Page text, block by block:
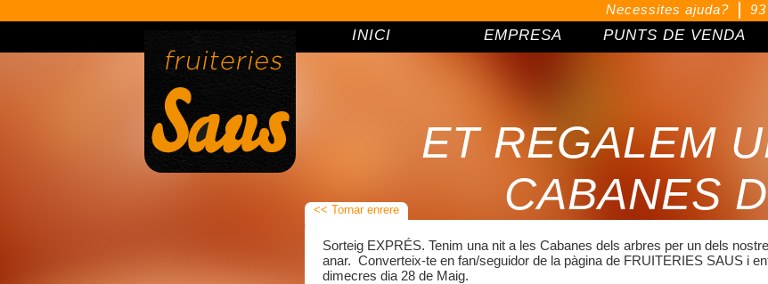
Necessites ajuda?
INICI EMPRESA PUNTS DE VENDA
ET REGALEM
CABANES
<< Tornar enrere
Sorteig EXPRÉS. Tenim una nit a les Cabanes dels arbres per un dels
anar. Converteix-te en fan/seguidor de la pàgina de FRUITERIES SAUS i
dimecres dia 28 de Maig.